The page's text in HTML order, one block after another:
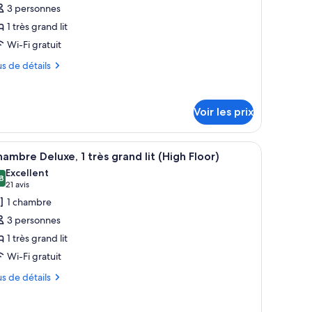
:
3 personnes
1 très grand lit
Wi-Fi gratuit
de détails
Voir les prix
loin.grand tableau encadré représentant un paysage urbain et une tête de lit
:
Un bureau d’hôtel équipé d’une machine à
3 Deluxe, 1 très grand lit (High Floor)
sur 10
Excellent
21 avis
(21 avis)
1 chambre
3 personnes
1 très grand lit
Wi-Fi gratuit
de détails